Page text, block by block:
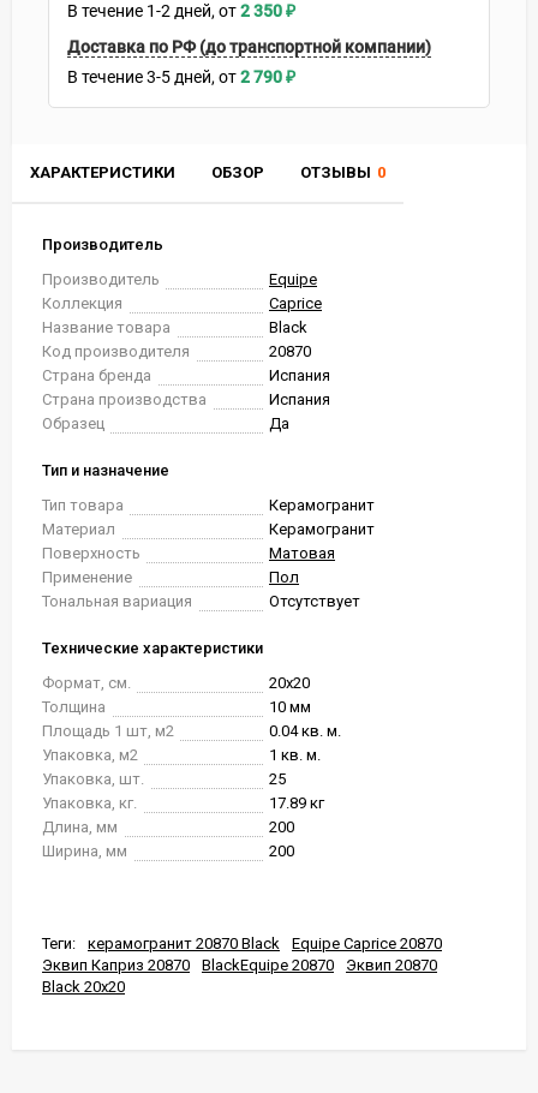
ХАРАКТЕРИСТИКИ ОБЗОР ОТЗЫВЫ 0
Производитель
Производитель
Equipe
Коллекция
Caprice
Название товара
Black
Код производителя
20870
Страна бренда
Испания
Страна производства
Испания
Образец
Да
Тип и назначение
Тип товара
Керамогранит
Материал
Керамогранит
Поверхность
Матовая
Применение
Пол
Тональная вариация
Отсутствует
Технические характеристики
Формат, см.
20x20
Толщина
10 мм
Площадь 1 шт, м2
0.04 кв. м.
Упаковка, м2
1 кв. м.
Упаковка, шт.
25
Упаковка, кг.
17.89 кг
Длина, мм
200
Ширина, мм
200
Теги: керамогранит 20870 Black
Equipe Caprice 20870
Эквип Каприз 20870
BlackEquipe 20870
Эквип 20870
Black 20x20
В течение 1-2 дней 2 350₽
Доставка по РФ (до транспортной компании)
В течение3-5 дней 2 790₽